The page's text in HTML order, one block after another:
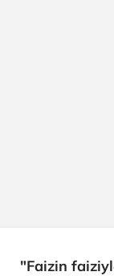
"Faizin